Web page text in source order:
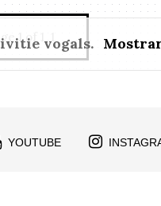
vogals.
1 of 1
YOUTUBE